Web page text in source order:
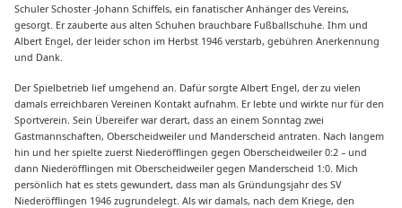
Schuler Schoster -Johann Schiffels, ein fanatischer Anhänger des Vereins,
gesorgt. Er zauberte aus alten Schuhen brauchbare Fußballschuhe. Ihm und
Albert Engel, der leider schon im Herbst 1946 verstarb, gebühren Anerkennung
und Dank.
Der Spielbetrieb lief umgehend an. Dafür sorgte Albert Engel, der zu vielen
damals erreichbaren Vereinen Kontakt aufnahm. Er lebte und wirkte nur für den
Sportverein. Sein Übereifer war derart, dass an einem Sonntag zwei
Gastmannschaften, Oberscheidweiler und Manderscheid antraten. Nach langem
hin und her spielte zuerst Niederöfflingen gegen Oberscheidweiler 0:2 – und
dann Niederöfflingen mit Oberscheidweiler gegen Manderscheid 1:0. Mich
persönlich hat es stets gewundert, dass man als Gründungsjahr des SV
Niederöfflingen 1946 zugrundelegt. Als wir damals, nach dem Kriege, den